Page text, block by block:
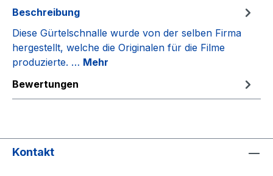
Beschreibung
Diese Gürtelschnalle wurde von der selben Firma
hergestellt, welche die Originalen für die Filme
produzierte. … Mehr
Bewertungen
Kontakt